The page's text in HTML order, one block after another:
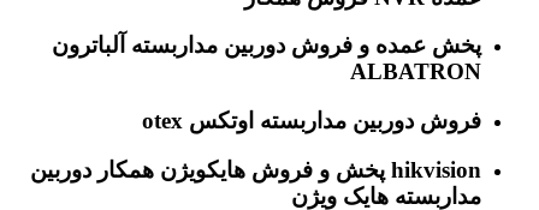
پخش عمده و فروش دوربین مداربسته آلباترون
ALBATRON
فروش دوربین مداربسته اوتکس otex
hikvision پخش و فروش هایکویژن همکار دوربین
مداربسته هایک ویژن